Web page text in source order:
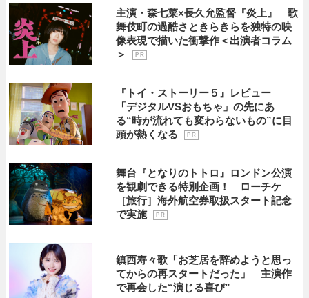
主演・森七菜×長久允監督『炎上』 歌
舞伎町の過酷さときらきらを独特の映
像表現で描いた衝撃作＜出演者コラム
＞
P R
『トイ・ストーリー５』レビュー
「デジタルVSおもちゃ」の先にあ
る“時が流れても変わらないもの”に目
頭が熱くなる
P R
舞台『となりのトトロ』ロンドン公演
を観劇できる特別企画！ ローチケ
［旅行］海外航空券取扱スタート記念
で実施
P R
鎮西寿々歌「お芝居を辞めようと思っ
てからの再スタートだった」 主演作
で再会した“演じる喜び”